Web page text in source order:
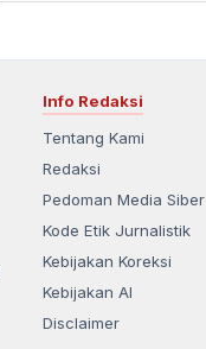
Info Redaksi
Tentang Kami
Redaksi
Pedoman Media Siber
Kode Etik Jurnalistik
Kebijakan Koreksi
Kebijakan AI
Disclaimer